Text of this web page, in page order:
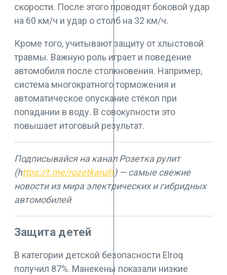
скорости. После этого проводят боковой удар
на 60 км/ч и удар о столб на 32 км/ч.
Кроме того, учитывают защиту от хлыстовой
травмы. Важную роль играет и поведение
автомобиля после столкновения. Например,
система многократного торможения и
автоматическое опускание стёкол при
попадании в воду. В совокупности это
повышает итоговый результат.
Подписывайся на канал Розетка рулит
(https://t.me/rozetkarulit) — самые свежие
новости из мира электрических и гибридных
автомобилей
Защита детей
В категории детской безопасности Elroq
получил 87%. Манекены показали низкие